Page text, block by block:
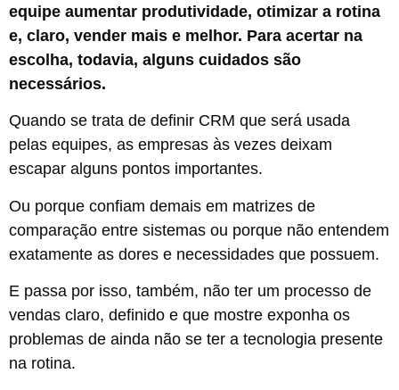
equipe aumentar produtividade, otimizar a rotina
e, claro, vender mais e melhor. Para acertar na
escolha, todavia, alguns cuidados são
necessários.
Quando se trata de definir CRM que será usada
pelas equipes, as empresas às vezes deixam
escapar alguns pontos importantes.
Ou porque confiam demais em matrizes de
comparação entre sistemas ou porque não entendem
exatamente as dores e necessidades que possuem.
E passa por isso, também, não ter um processo de
vendas claro, definido e que mostre exponha os
problemas de ainda não se ter a tecnologia presente
na rotina.